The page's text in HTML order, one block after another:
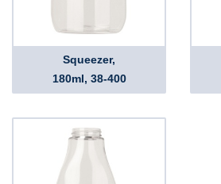
Squeezer,
180ml, 38-400